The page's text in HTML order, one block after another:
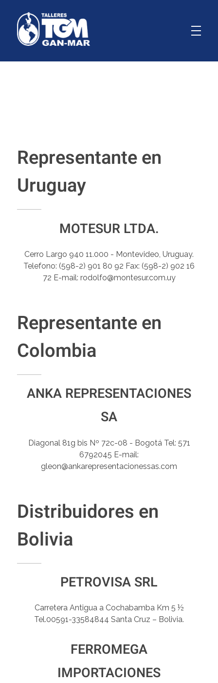
Representante en
Uruguay
MOTESUR LTDA.
Cerro Largo 940 11.000 - Montevideo, Uruguay.
Telefono: (598-2) 901 80 92 Fax: (598-2) 902 16
72 E-mail: rodolfo@montesur.com.uy
Representante en
Colombia
ANKA REPRESENTACIONES
SA
Diagonal 81g bis Nº 72c-08 - Bogotá Tel: 571
6792045 E-mail:
gleon@ankarepresentacionessas.com
Distribuidores en
Bolivia
PETROVISA SRL
Carretera Antigua a Cochabamba Km 5 ½
Tel.00591-33584844 Santa Cruz – Bolivia.
FERROMEGA
IMPORTACIONES